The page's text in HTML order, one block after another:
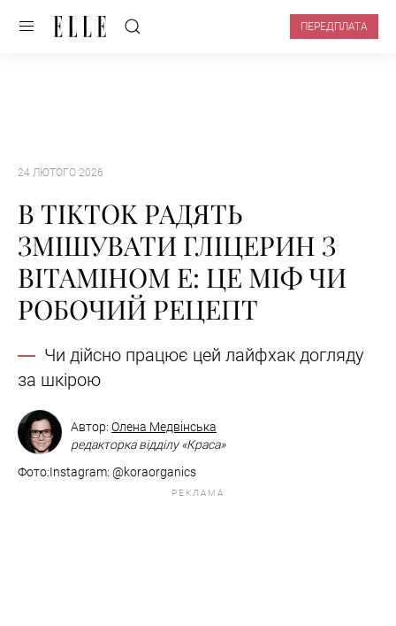
ПЕРЕДПЛАТА
24 ЛЮТОГО 2026
В TIKTOK РАДЯТЬ
ЗМІШУВАТИ ГЛІЦЕРИН З
ВІТАМІНОМ Е: ЦЕ МІФ ЧИ
РОБОЧИЙ РЕЦЕПТ
Чи дійсно працює цей лайфхак догляду
за шкірою
Автор: Олена Медвінська
редакторка відділу «Краса»
Фото:​​​​​​​Instagram: @koraorganics
РЕКЛАМА